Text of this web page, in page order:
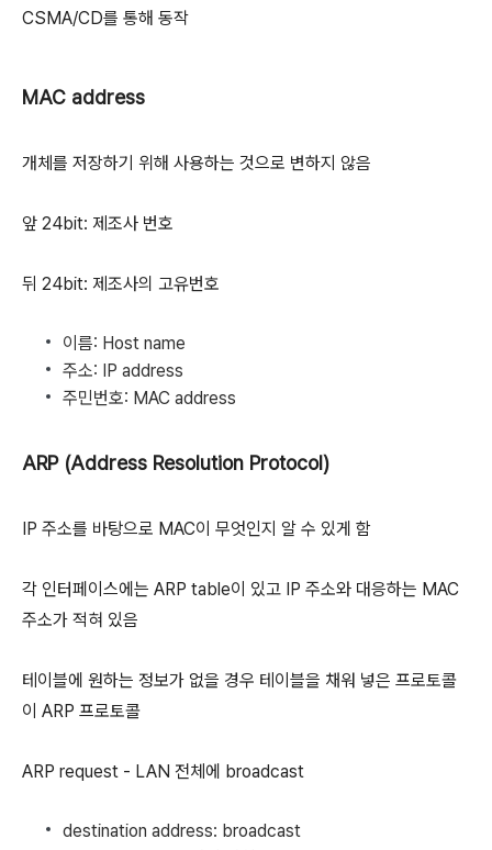
CSMA/CD를 통해 동작
MAC address
개체를 저장하기 위해 사용하는 것으로 변하지 않음
앞 24bit: 제조사 번호
뒤 24bit: 제조사의 고유번호
이름: Host name
주소: IP address
주민번호: MAC address
ARP (Address Resolution Protocol)
IP 주소를 바탕으로 MAC이 무엇인지 알 수 있게 함
각 인터페이스에는 ARP table이 있고 IP 주소와 대응하는 MAC
주소가 적혀 있음
테이블에 원하는 정보가 없을 경우 테이블을 채워 넣은 프로토콜
이 ARP 프로토콜
ARP request - LAN 전체에 broadcast
destination address: broadcast